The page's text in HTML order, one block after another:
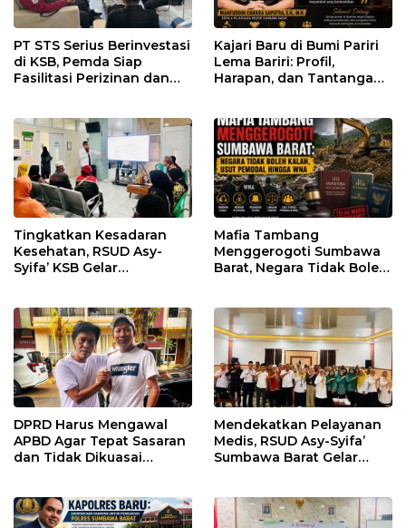
PT STS Serius Berinvestasi
di KSB, Pemda Siap
Fasilitasi Perizinan dan
Kajari Baru di Bumi Pariri
Lema Bariri: Profil,
Harapan, dan Tantangan
Tingkatkan Kesadaran
Kesehatan, RSUD Asy-
Syifa’ KSB Gelar
Mafia Tambang
Menggerogoti Sumbawa
Barat, Negara Tidak Boleh
DPRD Harus Mengawal
APBD Agar Tepat Sasaran
dan Tidak Dikuasai
Mendekatkan Pelayanan
Medis, RSUD Asy-Syifa’
Sumbawa Barat Gelar